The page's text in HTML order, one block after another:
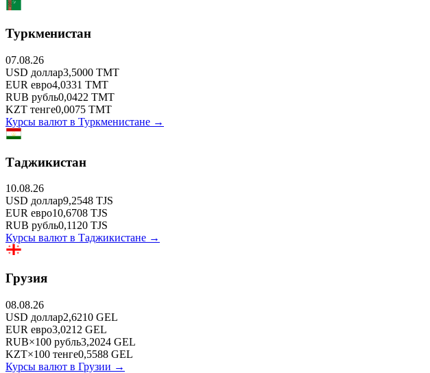
Туркменистан
07.08.26
USD доллар3,5000 TMT
EUR евро4,0331 TMT
RUB рубль0,0422 TMT
KZT тенге0,0075 TMT
Курсы валют в Туркменистане →
Таджикистан
10.08.26
USD доллар9,2548 TJS
EUR евро10,6708 TJS
RUB рубль0,1120 TJS
Курсы валют в Таджикистане →
Грузия
08.08.26
USD доллар2,6210 GEL
EUR евро3,0212 GEL
RUB×100 рубль3,2024 GEL
KZT×100 тенге0,5588 GEL
Курсы валют в Грузии →